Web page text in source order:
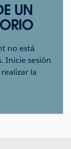
UN
no está
Inicie sesión
la